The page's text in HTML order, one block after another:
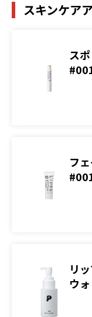
スキンケア
ス
フ
リ
ウ